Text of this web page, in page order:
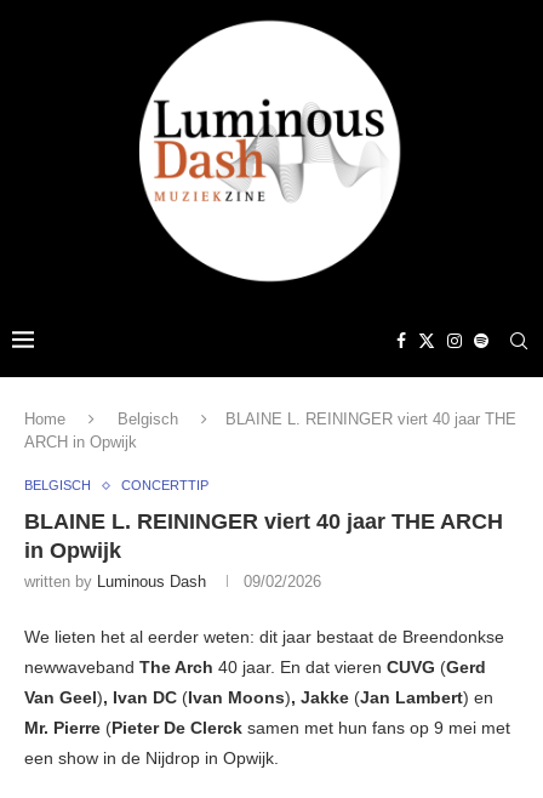
Home Belgisch
BLAINE L. REININGER viert 40 jaar THE
ARCH in Opwijk
BELGISCH CONCERTTIP
BLAINE L. REININGER viert 40 jaar THE ARCH
in Opwijk
written by Luminous Dash 09/02/2026
We lieten het al eerder weten: dit jaar bestaat de Breendonkse
newwaveband The Arch 40 jaar. En dat vieren CUVG (Gerd
Van Geel), Ivan DC (Ivan Moons), Jakke (Jan Lambert) en
Mr. Pierre (Pieter De Clerck samen met hun fans op 9 mei met
een show in de Nijdrop in Opwijk.